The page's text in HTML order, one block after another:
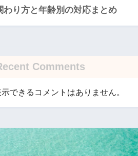
わり方と年齢別の対応まとめ
Comments
できるコメントはありません。